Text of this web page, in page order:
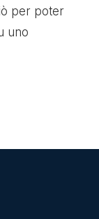
per poter
uno